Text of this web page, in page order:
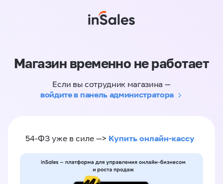
Магазин временно не работает
Если вы сотрудник магазина —
войдите в панель администратора
54-ФЗ уже в силе —> Купить онлайн-кассу